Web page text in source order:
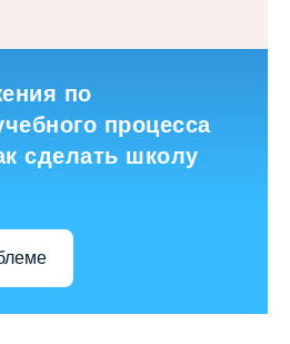
по
процесса
сделать школу